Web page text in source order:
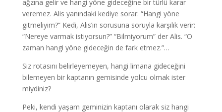
ağzına gelir ve hangi yöne gideceğine bir türlü karar
veremez. Alis yanındaki kediye sorar: “Hangi yöne
gitmeliyim?” Kedi, Alis’in sorusuna soruyla karşılık verir:
“Nereye varmak istiyorsun?” “Bilmiyorum” der Alis. “O
zaman hangi yöne gideceğin de fark etmez.”…
Siz rotasını belirleyemeyen, hangi limana gideceğini
bilemeyen bir kaptanın gemisinde yolcu olmak ister
miydiniz?
Peki, kendi yaşam geminizin kaptanı olarak siz hangi